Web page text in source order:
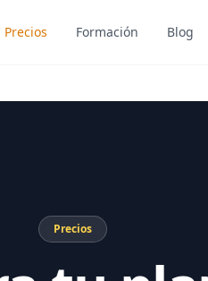
Precios Formación Blog
Precios